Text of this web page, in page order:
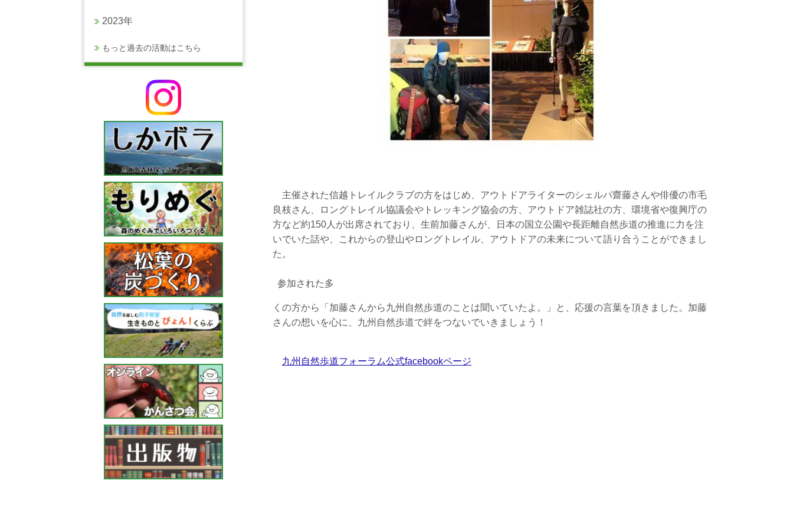
主催された信越トレイルクラブの方をはじめ、アウトドアライターのシェルパ齋藤さんや俳優の市毛
良枝さん、ロングトレイル協議会やトレッキング協会の方、アウトドア雑誌社の方、環境省や復興庁の
方など約150人が出席されており、生前加藤さんが、日本の国立公園や長距離自然歩道の推進に力を注
いでいた話や、これからの登山やロングトレイル、アウトドアの未来について語り合うことができまし
た。
参加された多
くの方から「加藤さんから九州自然歩道のことは聞いていたよ。」と、応援の言葉を頂きました。加藤
さんの想いを心に、九州自然歩道で絆をつないでいきましょう！
九州自然歩道フォーラム公式facebookページ
2023年
もっと過去の活動はこちら